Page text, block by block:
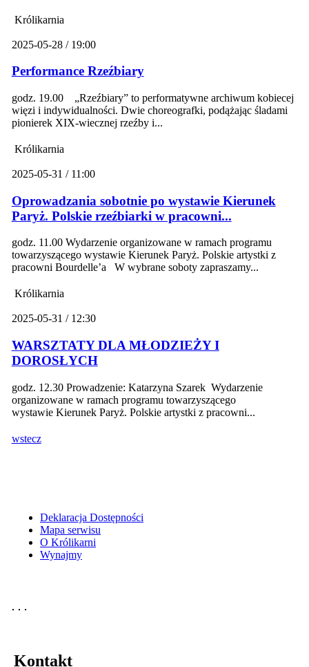
Królikarnia
2025-05-28 / 19:00
Performance Rzeźbiary
godz. 19.00 „Rzeźbiary” to performatywne archiwum kobiecej
więzi i indywidualności. Dwie choreografki, podążając śladami
pionierek XIX-wiecznej rzeźby i...
Królikarnia
2025-05-31 / 11:00
Oprowadzania sobotnie po wystawie Kierunek
Paryż. Polskie rzeźbiarki w pracowni...
godz. 11.00 Wydarzenie organizowane w ramach programu
towarzyszącego wystawie Kierunek Paryż. Polskie artystki z
pracowni Bourdelle’a W wybrane soboty zapraszamy...
Królikarnia
2025-05-31 / 12:30
WARSZTATY DLA MŁODZIEŻY I
DOROSŁYCH
godz. 12.30 Prowadzenie: Katarzyna Szarek Wydarzenie
organizowane w ramach programu towarzyszącego
wystawie Kierunek Paryż. Polskie artystki z pracowni...
wstecz
Deklaracja Dostępności
Mapa serwisu
O Królikarni
Wynajmy
Kontakt